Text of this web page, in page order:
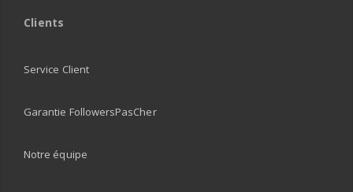
Clients
Service Client
Garantie FollowersPasCher
Notre équipe